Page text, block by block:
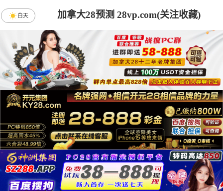
加拿大28预测 28vp.com(关注收藏)
白天